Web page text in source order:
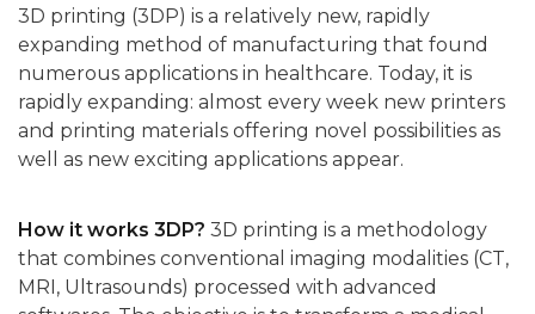
3D printing (3DP) is a relatively new, rapidly
expanding method of manufacturing that found
numerous applications in healthcare. Today, it is
rapidly expanding: almost every week new printers
and printing materials offering novel possibilities as
well as new exciting applications appear.
How it works 3DP? 3D printing is a methodology
that combines conventional imaging modalities (CT,
MRI, Ultrasounds) processed with advanced